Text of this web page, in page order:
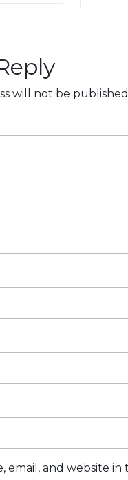
GLA
đã
lộ
will not be
email, and website